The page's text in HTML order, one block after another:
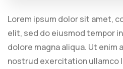
Lorem ipsum dolor sit amet,
elit, sed do eiusmod tempor
dolore magna aliqua. Ut enim
nostrud exercitation ullamco